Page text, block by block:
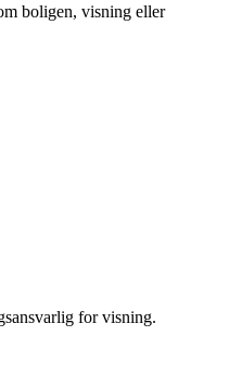
boligen, visning eller
for visning.